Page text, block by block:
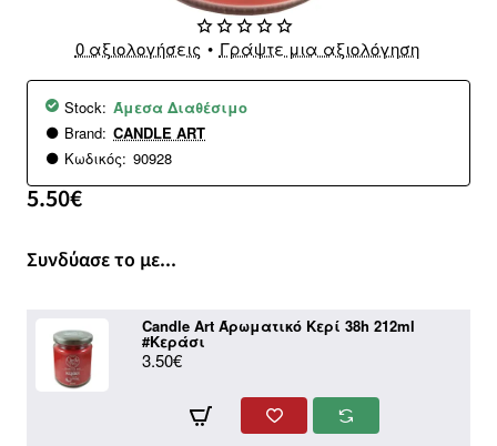
0 αξιολογήσεις • Γράψτε μια αξιολόγηση
5.50€
Stock: Άμεσα Διαθέσιμο
Brand: CANDLE ART
Κωδικός: 90928
Συνδύασε το με...
Candle Art Άρωματικό Κερί 38h 212ml
#Κεράσι
3.50€